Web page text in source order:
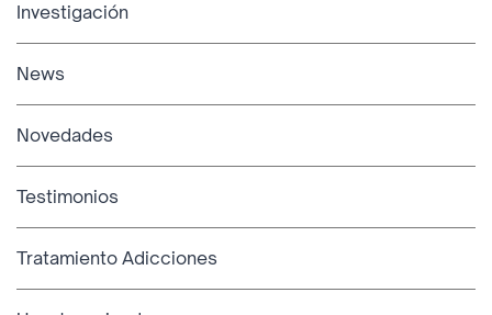
Investigación
News
Novedades
Testimonios
Tratamiento Adicciones